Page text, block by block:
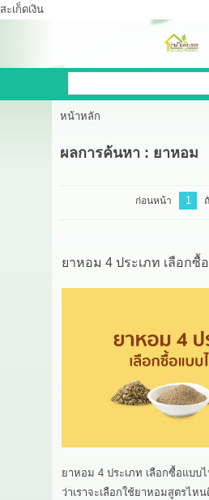
สะเก็ดเงิน
เข้าสู่ระบบ สมัครสมา
สินค้าที่สนใจ
หน้าหลัก
หน้าหลัก
ผลการค้นหา : ยาหอม
ก่อนหน้า 1
ยาหอม 4 ประเภท เลือกซื้
ยาหอม 4 ประเภท เลือกซื้อแบบ
ว่าเราจะเลือกใช้ยาหอมสูตรไห